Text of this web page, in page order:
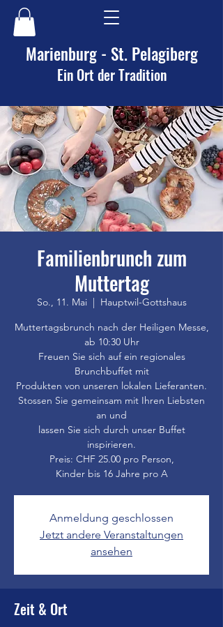
Marienburg - St. Pelagiberg
Ein Ort der Tradition
Familienbrunch zum
Muttertag
So., 11. Mai
  |
Hauptwil-Gottshaus
Muttertagsbrunch nach der Heiligen Messe,
ab 10:30 Uhr
Freuen Sie sich auf ein regionales
Brunchbuffet mit
Produkten von unseren lokalen Lieferanten.
Stossen Sie gemeinsam mit Ihren Liebsten
an und
lassen Sie sich durch unser Buffet
inspirieren.
Preis: CHF 25.00 pro Person,
Kinder bis 16 Jahre pro A
Anmeldung geschlossen
Jetzt andere Veranstaltungen
ansehen
Zeit & Ort